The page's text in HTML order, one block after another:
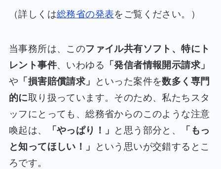
（詳しくは総務省の発表をご覧ください。）
当事務所は、このファイル共有ソフト、特にト
レント事件、いわゆる 「発信者情報開示請求」
や 「損害賠償請求」 といった案件を数多く専門
的に取り扱っています。そのため、私たちスタ
ッフにとっても、総務省からのこのような注意
喚起は、
「やっぱり！」 と思う部分と、
「もっ
と知ってほしい！」
という思いが交錯するとこ
ろです。